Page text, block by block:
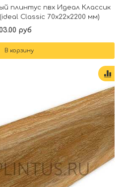
плинтус пвх Идеал Классик
Classic 70х22х2200 мм)
руб
В корзину